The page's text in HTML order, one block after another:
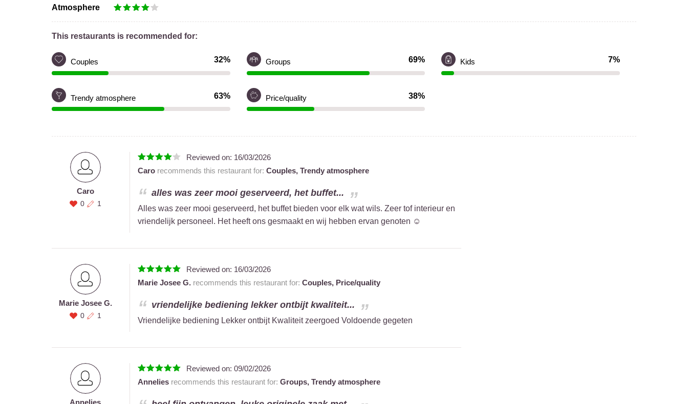
Atmosphere
This restaurants is recommended for:
Couples 32% Groups 69% Kids 7%
Trendy atmosphere 63% Price/quality 38%
Caro
0 1
Reviewed on: 16/03/2026
Carorecommends this restaurant for: Couples, Trendy atmosphere
alles was zeer mooi geserveerd, het buffet...
Alles was zeer mooi geserveerd, het buffet bieden voor elk wat wils. Zeer tof interieur en
vriendelijk personeel. Het heeft ons gesmaakt en wij hebben ervan genoten ☺️
Marie Josee G.
0 1
Reviewed on: 16/03/2026
Marie Josee G.recommends this restaurant for: Couples, Price/quality
vriendelijke bediening lekker ontbijt kwaliteit...
Vriendelijke bediening Lekker ontbijt Kwaliteit zeergoed Voldoende gegeten
Reviewed on: 09/02/2026
Anneliesrecommends this restaurant for: Groups, Trendy atmosphere